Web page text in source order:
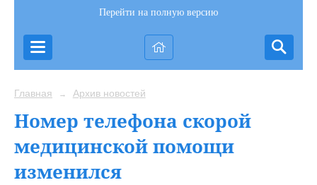
Перейти на полную версию
Главная → Архив новостей
Номер телефона скорой
медицинской помощи
изменился